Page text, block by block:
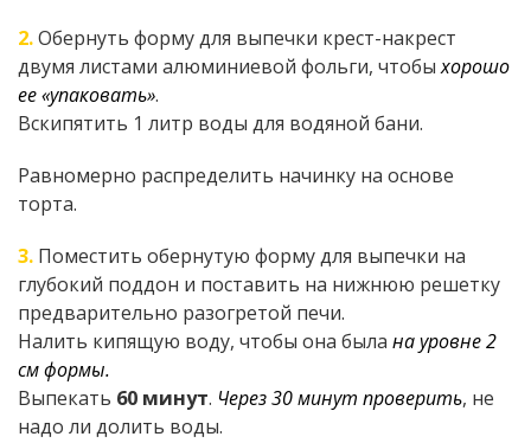
2.Обернуть форму для выпечки крест-накрест
двумя листами алюминиевой фольги, чтобыхорошо
ее «упаковать».
Вскипятить 1 литр воды для водяной бани.
Равномерно распределить начинку на основе
торта.
3. Поместить обернутую форму для выпечки на
глубокий поддон и поставить на нижнюю решетку
предварительно разогретой печи.
Налить кипящую воду, чтобы она была на уровне 2
см формы.
Выпекать 60 минут. Через 30 минут проверить, не
надо ли долить воды.